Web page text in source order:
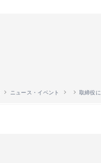
ニュース・イベント